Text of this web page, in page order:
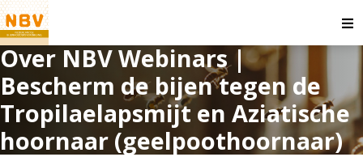
Over NBV Webinars |
Bescherm de bijen tegen de
Tropilaelapsmijt en Aziatische
hoornaar (geelpoothoornaar)